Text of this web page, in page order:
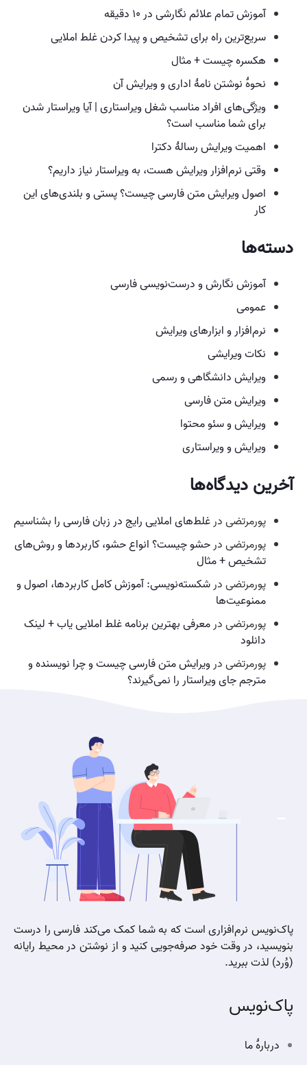
آموزش تمام علائم نگارشی در ۱۰ دقیقه
سریع‌ترین راه برای تشخیص و پیدا کردن غلط املایی
هکسره چیست + مثال
نحوهٔ نوشتن نامهٔ اداری و ویرایش آن
ویژگی‌های افراد مناسب شغل ویراستاری | آیا ویراستار شدن
برای شما مناسب است؟
اهمیت ویرایش رسالهٔ دکترا
وقتی نرم‌افزار ویرایش هست،‌ به ویراستار نیاز داریم؟
اصول ویرایش متن فارسی چیست؟ پستی و بلندی‌های این
کار
دسته‌ها
آموزش نگارش و درست‌نویسی فارسی
عمومی
نرم‌افزار و ابزارهای ویرایش
نکات ویرایشی
ویرایش دانشگاهی و رسمی
ویرایش متن فارسی
ویرایش و سئو محتوا
ویرایش و ویراستاری
آخرین دیدگاه‌ها
پورمرتضیدرغلط‌های املایی رایج در زبان فارسی را بشناسیم
پورمرتضیدرحشو چیست؟ انواع حشو، کاربردها و روش‌های
تشخیص + مثال
پورمرتضیدرشکسته‌نویسی: آموزش کامل کاربردها، اصول و
ممنوعیت‌ها
پورمرتضیدرمعرفی بهترین برنامه غلط املایی یاب + لینک
دانلود
پورمرتضیدرویرایش متن فارسی چیست و چرا نویسنده و
مترجم جای ویراستار را نمی‌گیرند؟
پاک‌نویس
دربارهٔ ما
پاک‌نویس نرم‌افزاری است که به شما کمک می‌کند فارسی را درست
بنویسید، در وقت خود صرفه‌جویی کنید و از نوشتن در محیط رایانه
(وُرد) لذت ببرید.